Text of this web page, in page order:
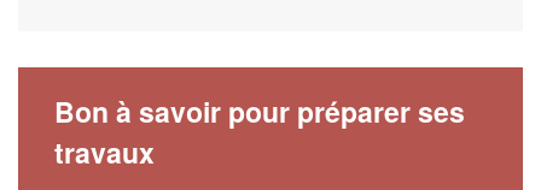
Bon à savoir pour préparer ses
travaux